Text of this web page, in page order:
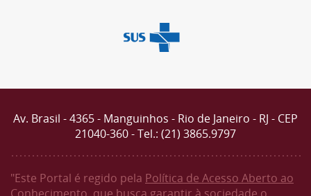
Av. Brasil - 4365 - Manguinhos - Rio de Janeiro - RJ - CEP
21040-360 - Tel.: (21) 3865.9797
"Este Portal é regido pela Política de Acesso Aberto ao